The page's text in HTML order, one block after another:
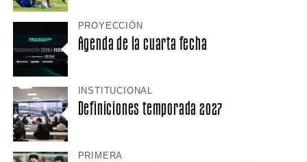
PROYECCIÓN
Agenda de la cuarta fecha
INSTITUCIONAL
Definiciones temporada 2027
PRIMERA